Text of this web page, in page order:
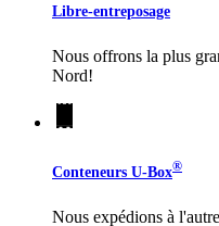
Libre-entreposage
Nous offrons la plus
Nord!
Conteneurs U-Box®
Nous expédions à